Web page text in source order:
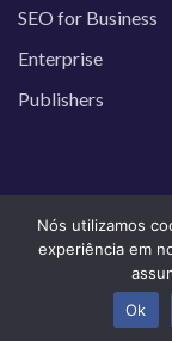
SEO for Business
Enterprise
Publishers
Copyright ©
Nós utilizamos
experiência em
Ok